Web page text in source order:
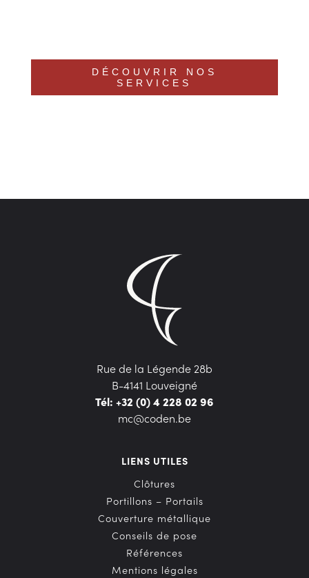
DÉCOUVRIR NOS
SERVICES
Rue de la Légende 28b
B-4141 Louveigné
Tél: +32 (0) 4 228 02 96
mc@coden.be
LIENS UTILES
Clôtures
Portillons – Portails
Couverture métallique
Conseils de pose
Références
Mentions légales